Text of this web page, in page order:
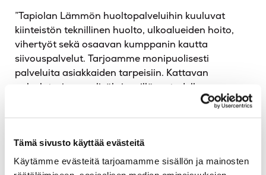
Tämä sivusto käyttää evästeitä
Käytämme evästeitä tarjoamamme sisällön ja mainosten
”Tapiolan Lämmön huoltopalveluihin kuuluvat
kiinteistön teknillinen huolto, ulkoalueiden hoito,
vihertyöt sekä osaavan kumppanin kautta
siivouspalvelut. Tarjoamme monipuolisesti
palveluita asiakkaiden tarpeisiin. Kattavan
palvelutarjonnan lisäksi meillä on todella osaavaa
perehdyttämiseen panostamme Tapiolan Lämpö-
keskeinen rooli antaa työntekijöidemme osaamisen
kehittymiselle suunta, luoda mahdollisuudet ja
tukea motivaatiota osaamisen kehittämiseen. Tällä